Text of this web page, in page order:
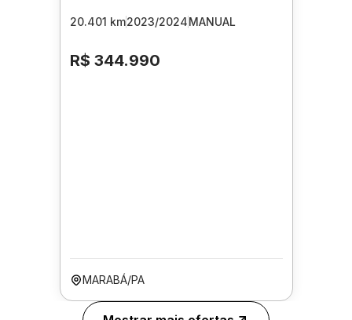
20.401 km2023/2024MANUAL
R$ 344.990
MARABÁ/PA